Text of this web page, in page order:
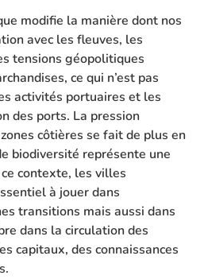
modifie la manière dont nos
avec les fleuves, les
tensions géopolitiques
ce qui n’est pas
activités portuaires et les
des ports. La pression
côtières se fait de plus en
biodiversité représente une
contexte, les villes
à jouer dans
transitions mais aussi dans
dans la circulation des
capitaux, des connaissances